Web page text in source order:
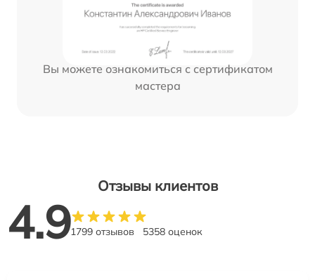
Вы можете ознакомиться с сертификатом
мастера
Отзывы клиентов
4.91799 отзывов 5358 оценок